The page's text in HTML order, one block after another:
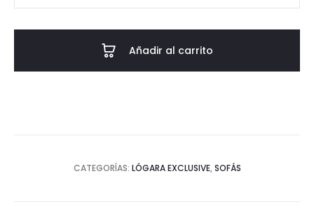
Añadir al carrito
CATEGORÍAS: LÓGARA EXCLUSIVE, SOFÁS